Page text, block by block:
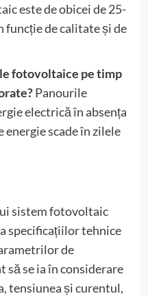
este de obicei de 25-
funcție de calitate și de
fotovoltaice pe timp
Panourile
electrică în absența
scade în zilele
sistem fotovoltaic
specificațiilor tehnice
de
se ia în considerare
tensiunea și curentul,